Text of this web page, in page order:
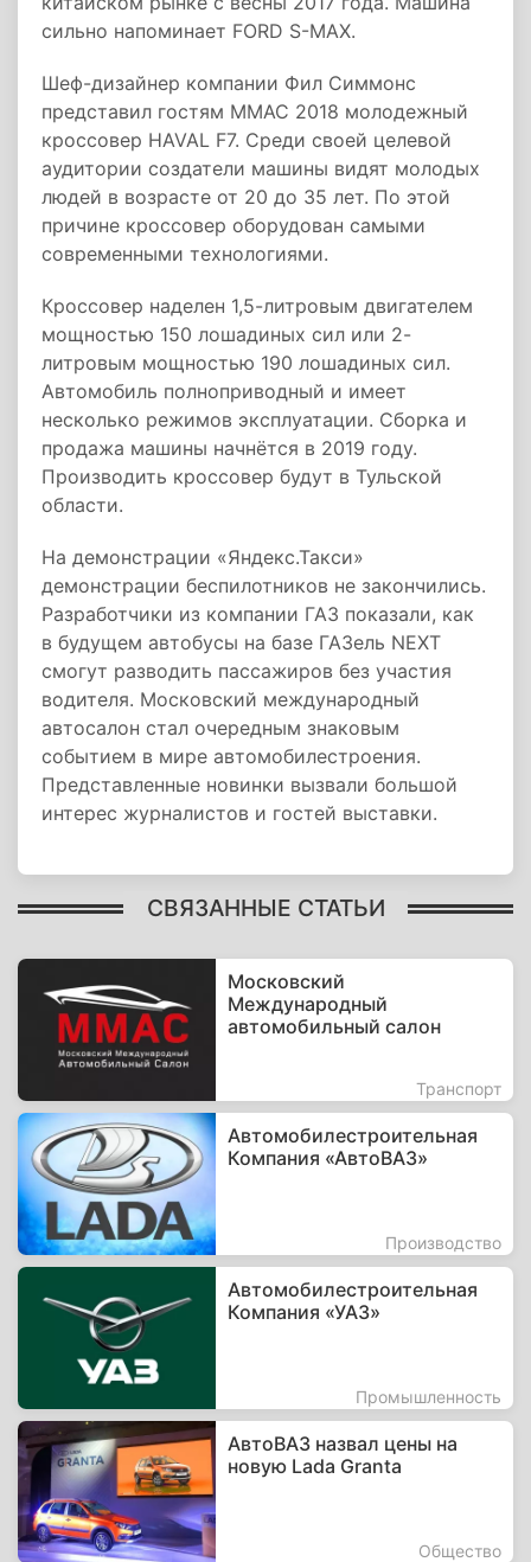
сильно напоминает FORD S-MAX.
Шеф-дизайнер компании Фил Симмонс
представил гостям ММАС 2018 молодежный
кроссовер HAVAL F7. Среди своей целевой
аудитории создатели машины видят молодых
людей в возрасте от 20 до 35 лет. По этой
причине кроссовер оборудован самыми
современными технологиями.
Кроссовер наделен 1,5-литровым двигателем
мощностью 150 лошадиных сил или 2-
литровым мощностью 190 лошадиных сил.
Автомобиль полноприводный и имеет
несколько режимов эксплуатации. Сборка и
продажа машины начнётся в 2019 году.
Производить кроссовер будут в Тульской
области.
На демонстрации «Яндекс.Такси»
демонстрации беспилотников не закончились.
Разработчики из компании ГАЗ показали, как
в будущем автобусы на базе ГАЗель NEXT
смогут разводить пассажиров без участия
водителя. Московский международный
автосалон стал очередным знаковым
событием в мире автомобилестроения.
Представленные новинки вызвали большой
интерес журналистов и гостей выставки.
СВЯЗАННЫЕ СТАТЬИ
Московский
Международный
автомобильный салон
Транспорт
Автомобилестроительная
Компания «АвтоВАЗ»
Производство
Автомобилестроительная
Компания «УАЗ»
Промышленность
АвтоВАЗ назвал цены на
новую Lada Granta
Общество